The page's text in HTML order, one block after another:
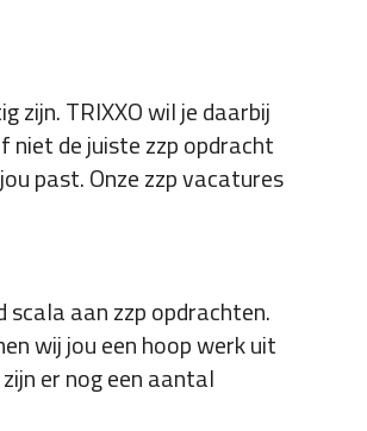
zijn. TRIXXO wil je daarbij
niet de juiste zzp opdracht
past. Onze zzp vacatures
aan zzp opdrachten.
wij jou een hoop werk uit
er nog een aantal